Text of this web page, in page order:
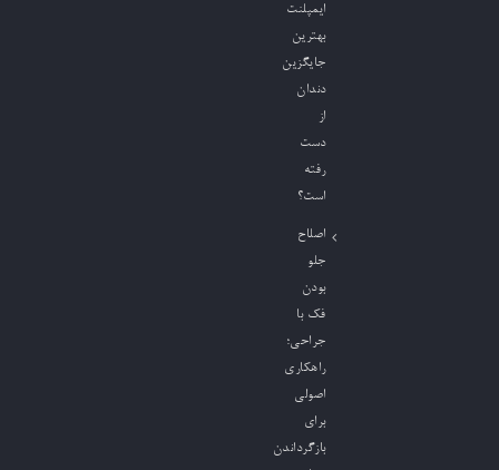
ایمپلنت
بهترین
جایگزین
دندان
از
دست
رفته
است؟
اصلاح
جلو
بودن
فک با
جراحی؛
راهکاری
اصولی
برای
بازگرداندن